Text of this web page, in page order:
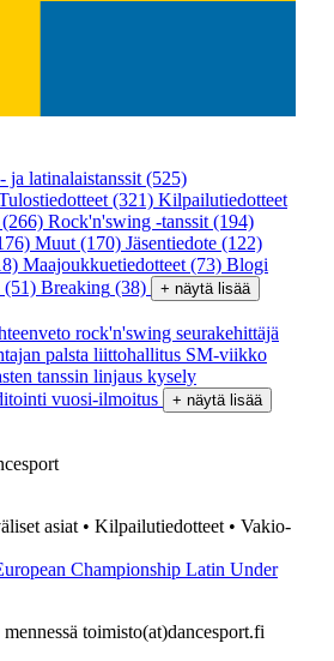
ja latinalaistanssit (525)
(321) Kilpailutiedotteet
(266) Rock'n'swing -tanssit (194)
Muut (170) Jäsentiedote (122)
Maajoukkuetiedotteet (73) Blogi
(51) Breaking (38) + näytä lisää
rock'n'swing seurakehittäjä
palsta liittohallitus SM-viikko
tanssin linjaus kysely
vuosi-ilmoitus + näytä lisää
asiat • Kilpailutiedotteet • Vakio-
Championship Latin Under
toimisto(at)dancesport.fi